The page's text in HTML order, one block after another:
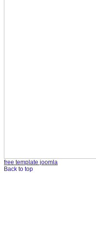
free template joomla
Back to top